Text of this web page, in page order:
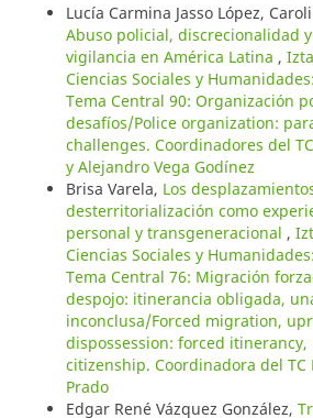
Lucía Carmina Jasso López,
Abuso policial, discrecionalidad
vigilancia en América Latina ,
Ciencias Sociales y
Tema Central 90: Organización
desafíos/Police organization:
challenges. Coordinadores del
y Alejandro Vega Godínez
Brisa Varela, Los
desterritorialización como
personal y transgeneracional ,
Ciencias Sociales y
Tema Central 76: Migración
despojo: itinerancia obligada,
inconclusa/Forced migration,
dispossession: forced
citizenship. Coordinadora del TC
Prado
Edgar René Vázquez González,